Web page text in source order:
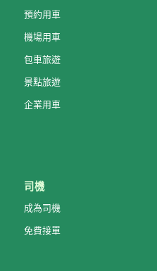
預約用車
機場用車
包車旅遊
景點旅遊
企業用車
司機
成為司機
免費接單